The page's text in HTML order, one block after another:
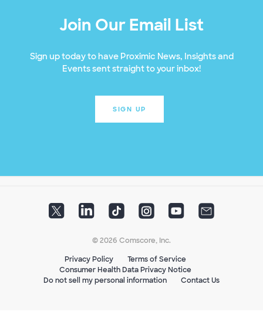
Join Our Email List
Sign up today to have Proximic News, Insights and
Events sent straight to your inbox!
SIGN UP
© 2026 Comscore, Inc.
Privacy Policy
Terms of Service
Consumer Health Data Privacy Notice
Do not sell my personal information
Contact Us